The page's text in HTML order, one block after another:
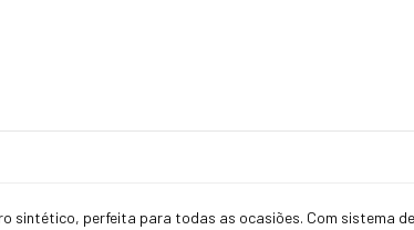
sintético, perfeita para todas as ocasiões. Com sistema